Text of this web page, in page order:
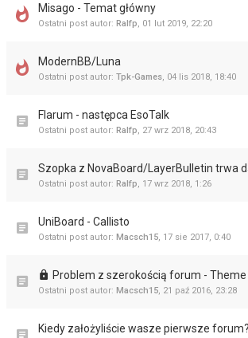
Misago - Temat główny
Ostatni post autor: Ralfp, 01 lut 2019, 22:20
ModernBB/Luna
Ostatni post autor: Tpk-Games, 04 lis 2018, 18:40
Flarum - następca EsoTalk
Ostatni post autor: Ralfp, 27 wrz 2018, 20:43
Szopka z NovaBoard/LayerBulletin trwa
Ostatni post autor: Ralfp, 17 wrz 2018, 1:26
UniBoard - Callisto
Ostatni post autor: Macsch15, 17 sie 2017, 0:40
Problem z szerokością forum - Theme
Ostatni post autor: Macsch15, 21 paź 2016, 23:28
Kiedy założyliście wasze pierwsze forum?